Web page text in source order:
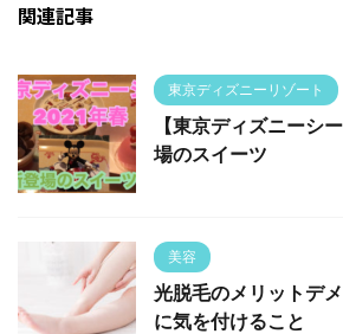
関連記事
東京ディズニーリゾート
【東京ディズニー
場のスイーツ
美容
光脱毛のメリットデ
に気を付けること